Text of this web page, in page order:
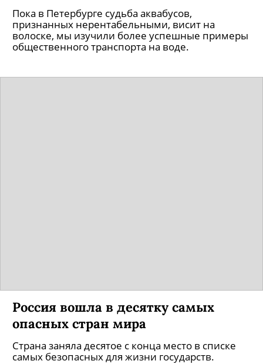
Пока в Петербурге судьба аквабусов,
признанных нерентабельными, висит на
волоске, мы изучили более успешные примеры
общественного транспорта на воде.
Россия вошла в десятку самых
опасных стран мира
Страна заняла десятое с конца место в списке
самых безопасных для жизни государств.